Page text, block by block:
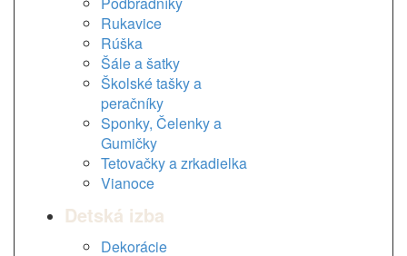
Rukavice
Rúška
Šále a šatky
Školské tašky a
peračníky
Sponky, Čelenky a
Gumičky
Tetovačky a zrkadielka
Vianoce
Detská izba
Dekorácie